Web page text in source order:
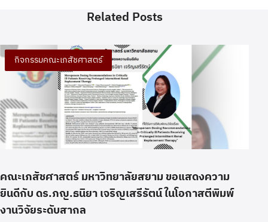
Related Posts
กิจกรรมคณะเภสัชศาสตร์
คณะเภสัชศาสตร์ มหาวิทยาลัยสยาม ขอแสดงความ
ยินดีกับ ดร.ภญ.ธนิยา เจริญเสรีรัตน์ ในโอกาสตีพิมพ์
งานวิจัยระดับสากล